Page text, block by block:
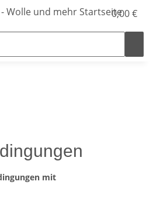
0,00 €
mit